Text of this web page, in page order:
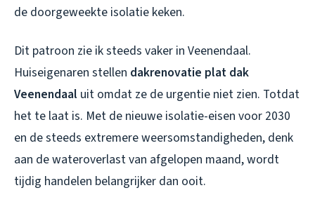
de doorgeweekte isolatie keken.
Dit patroon zie ik steeds vaker in Veenendaal.
Huiseigenaren stellen dakrenovatie plat dak
Veenendaal uit omdat ze de urgentie niet zien. Totdat
het te laat is. Met de nieuwe isolatie-eisen voor 2030
en de steeds extremere weersomstandigheden, denk
aan de wateroverlast van afgelopen maand, wordt
tijdig handelen belangrijker dan ooit.